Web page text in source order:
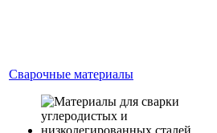
Сварочные материалы